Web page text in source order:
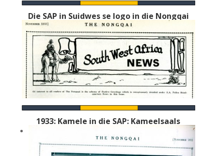
Die SAP in Suidwes se logo in die Nongqai
1933: Kamele in die SAP: Kameelsaals